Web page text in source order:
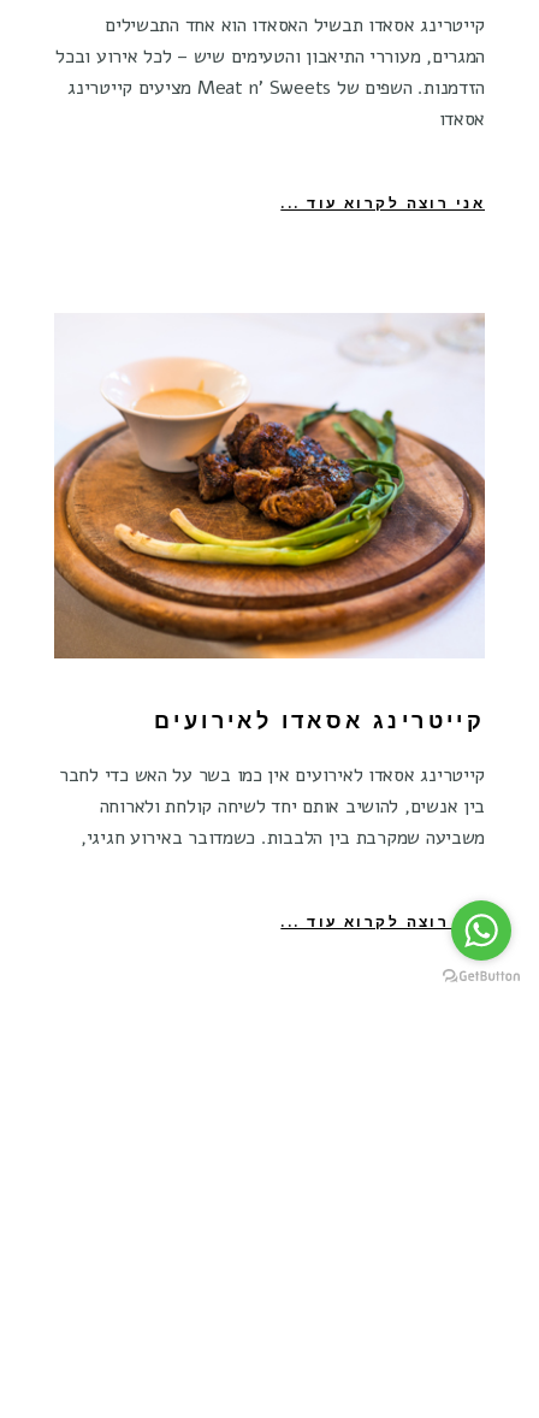
קייטרינג אסאדו תבשיל האסאדו הוא אחד התבשילים
המגרים, מעוררי התיאבון והטעימים שיש – לכל אירוע ובכל
הזדמנות. השפים של Meat n' Sweets מציעים קייטרינג
אסאדו
אני רוצה לקרוא עוד ...
קייטרינג אסאדו לאירועים
קייטרינג אסאדו לאירועים אין כמו בשר על האש כדי לחבר
בין אנשים, להושיב אותם יחד לשיחה קולחת ולארוחה
משביעה שמקרבת בין הלבבות. כשמדובר באירוע חגיגי,
אני רוצה לקרוא עוד ...